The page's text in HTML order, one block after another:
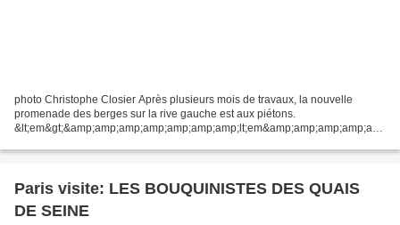
photo Christophe Closier Après plusieurs mois de travaux, la nouvelle
promenade des berges sur la rive gauche est aux piétons.
&lt;em&gt;&amp;amp;amp;amp;amp;amp;amp;lt;em&amp;amp;amp;amp;am
amp;amp;amp;amp;amp;gt;&amp;amp;amp;amp;amp;amp;amp;amp;amp;am
amp;amp;amp;amp;amp;amp;amp;amp;amp;amp;amp;lt;br&amp;amp;amp;a
mp;amp;amp;amp;amp;amp;amp;amp;amp;gt;...
Paris visite: LES BOUQUINISTES DES QUAIS
DE SEINE